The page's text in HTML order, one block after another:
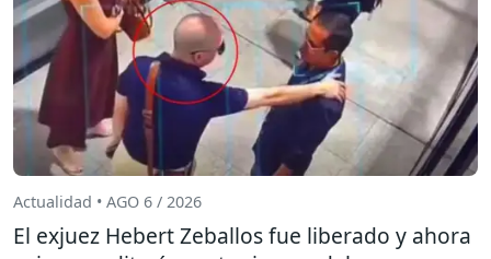
Actualidad • AGO 6 / 2026
El exjuez Hebert Zeballos fue liberado y ahora